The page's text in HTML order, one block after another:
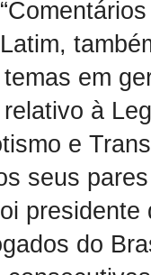
em
à
e
seus
do